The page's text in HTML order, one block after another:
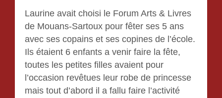
Laurine avait choisi le Forum Arts & Livres
de Mouans-Sartoux pour fêter ses 5 ans
avec ses copains et ses copines de l’école.
Ils étaient 6 enfants a venir faire la fête,
toutes les petites filles avaient pour
l’occasion revêtues leur robe de princesse
mais tout d’abord il a fallu faire l’activité